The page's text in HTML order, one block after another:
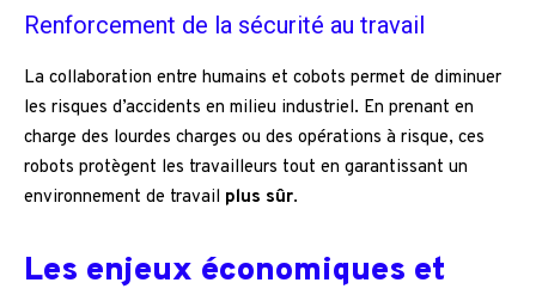
Renforcement de la sécurité au travail
La collaboration entre humains et cobots permet de diminuer
les risques d’accidents en milieu industriel. En prenant en
charge des lourdes charges ou des opérations à risque, ces
robots protègent les travailleurs tout en garantissant un
environnement de travail plus sûr.
Les enjeux économiques et